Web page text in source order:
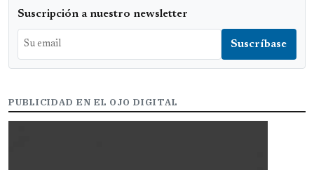
Suscripción a nuestro newsletter
PUBLICIDAD EN EL OJO DIGITAL